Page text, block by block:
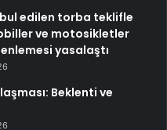
edilen torba teklifle
ve motosikletler
yasalaştı
Beklenti ve